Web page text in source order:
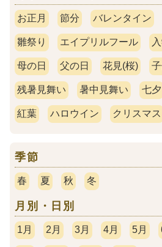
お正月 節分 バレンタイン
雛祭り エイプリルフール
母の日 父の日 花見(桜)
残暑見舞い 暑中見舞い 七夕
紅葉 ハロウイン クリスマス
季節
春 夏 秋 冬
月別・日別
1月 2月 3月 4月 5月